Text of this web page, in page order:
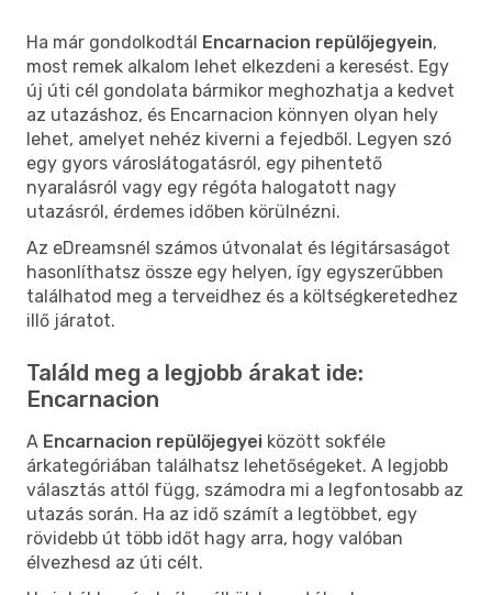
Ha már gondolkodtál Encarnacion repülőjegyein,
most remek alkalom lehet elkezdeni a keresést. Egy
új úti cél gondolata bármikor meghozhatja a kedvet
az utazáshoz, és Encarnacion könnyen olyan hely
lehet, amelyet nehéz kiverni a fejedből. Legyen szó
egy gyors városlátogatásról, egy pihentető
nyaralásról vagy egy régóta halogatott nagy
utazásról, érdemes időben körülnézni.
Az eDreamsnél számos útvonalat és légitársaságot
hasonlíthatsz össze egy helyen, így egyszerűbben
találhatod meg a terveidhez és a költségkeretedhez
illő járatot.
Találd meg a legjobb árakat ide:
Encarnacion
A Encarnacion repülőjegyei között sokféle
árkategóriában találhatsz lehetőségeket. A legjobb
választás attól függ, számodra mi a legfontosabb az
utazás során. Ha az idő számít a legtöbbet, egy
rövidebb út több időt hagy arra, hogy valóban
élvezhesd az úti célt.